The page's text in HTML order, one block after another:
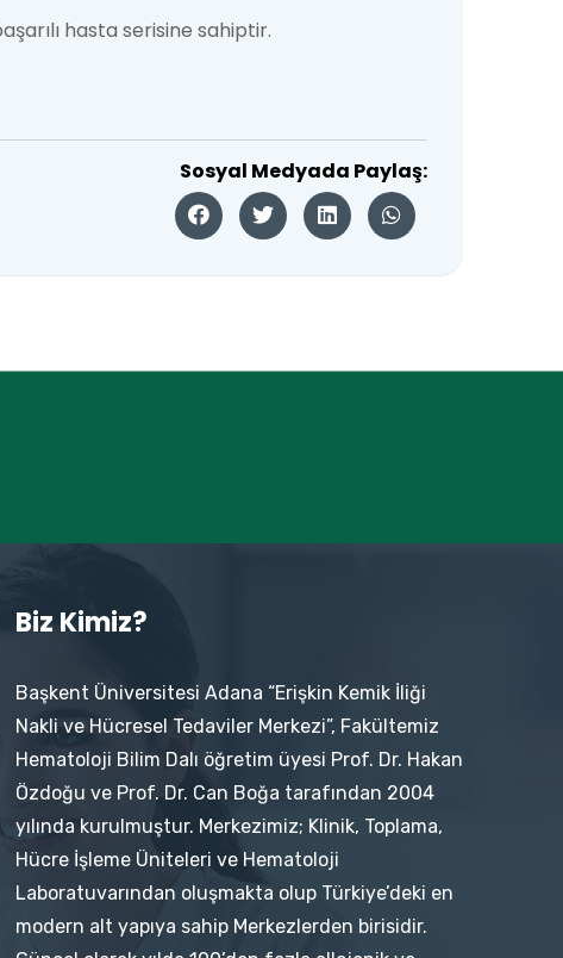
hasta serisine sahiptir.
Sosyal Medyada Paylaş:
Biz Kimiz?
Başkent Üniversitesi Adana “Erişkin Kemik İliği
Nakli ve Hücresel Tedaviler Merkezi”, Fakültemiz
Hematoloji Bilim Dalı öğretim üyesi Prof. Dr. Hakan
Özdoğu ve Prof. Dr. Can Boğa tarafından 2004
yılında kurulmuştur. Merkezimiz; Klinik, Toplama,
Hücre İşleme Üniteleri ve Hematoloji
Laboratuvarından oluşmakta olup Türkiye’deki en
modern alt yapıya sahip Merkezlerden birisidir.